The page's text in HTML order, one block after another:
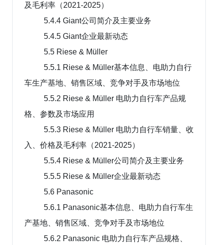
及毛利率（2021-2025）
5.4.4 Giant公司简介及主要业务
5.4.5 Giant企业最新动态
5.5 Riese & Müller
5.5.1 Riese & Müller基本信息、电助力自行
车生产基地、销售区域、竞争对手及市场地位
5.5.2 Riese & Müller 电助力自行车产品规
格、参数及市场应用
5.5.3 Riese & Müller 电助力自行车销量、收
入、价格及毛利率（2021-2025）
5.5.4 Riese & Müller公司简介及主要业务
5.5.5 Riese & Müller企业最新动态
5.6 Panasonic
5.6.1 Panasonic基本信息、电助力自行车生
产基地、销售区域、竞争对手及市场地位
5.6.2 Panasonic 电助力自行车产品规格、